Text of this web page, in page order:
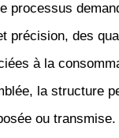
processus
précision, des
à la
la structure
ou transmise.